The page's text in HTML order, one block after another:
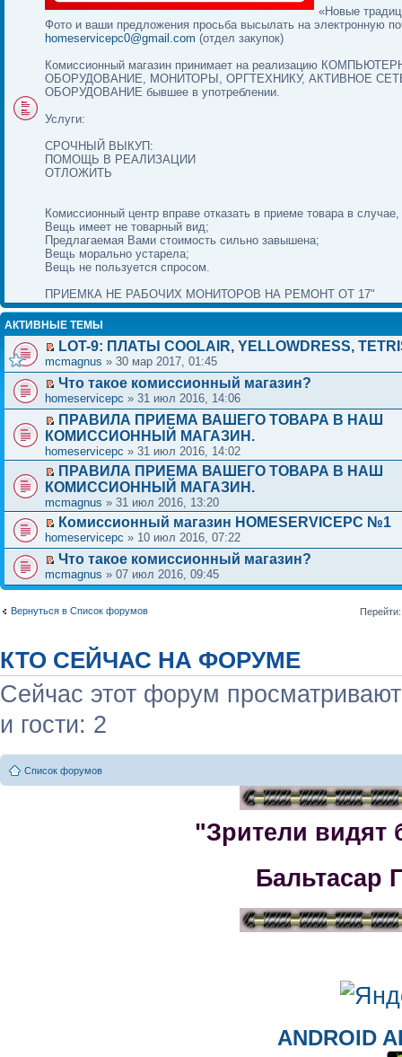
«Новые
Фото и ваши предложения просьба высылать на электронную
homeservicepc0@gmail.com (отдел закупок)
Комиссионный магазин принимает на реализацию
ОБОРУДОВАНИЕ, МОНИТОРЫ, ОРГТЕХНИКУ, АКТИВНОЕ
ОБОРУДОВАНИЕ бывшее в употреблении.
Услуги:
СРОЧНЫЙ ВЫКУП:
ПОМОЩЬ В РЕАЛИЗАЦИИ
ОТЛОЖИТЬ
Комиссионный центр вправе отказать в приеме товара в
Вещь имеет не товарный вид;
Предлагаемая Вами стоимость сильно завышена;
Вещь морально устарела;
Вещь не пользуется спросом.
ПРИЕМКА НЕ РАБОЧИХ МОНИТОРОВ НА РЕМОНТ ОТ 17"
АКТИВНЫЕ ТЕМЫ
LOT-9: ПЛАТЫ COOLAIR, YELLOWDRESS,
mcmagnus » 30 мар 2017, 01:45
Что такое комиссионный магазин?
homeservicepc » 31 июл 2016, 14:06
ПРАВИЛА ПРИЕМА ВАШЕГО ТОВАРА В НАШ
КОМИССИОННЫЙ МАГАЗИН.
homeservicepc » 31 июл 2016, 14:02
ПРАВИЛА ПРИЕМА ВАШЕГО ТОВАРА В НАШ
КОМИССИОННЫЙ МАГАЗИН.
mcmagnus » 31 июл 2016, 13:20
Комиссионный магазин HOMESERVICEPC №1
homeservicepc » 10 июл 2016, 07:22
Что такое комиссионный магазин?
mcmagnus » 07 июл 2016, 09:45
Вернуться в Список форумов Перейти:
КТО СЕЙЧАС НА ФОРУМЕ
Сейчас этот форум
и гости: 2
Список форумов
"Зрители видят
Бальтасар
ANDROID